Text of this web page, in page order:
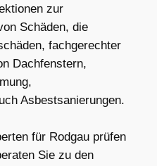
zur
Schäden, die
fachgerechter
Dachfenstern,
Asbestsanierungen.
für Rodgau prüfen
Sie zu den